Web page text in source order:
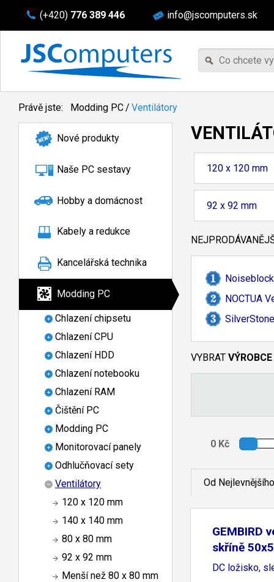
(+420) 776 389 446 info@jscomputers.sk
Právě jste: Modding PC/ Ventilátory
Nové produkty
Naše PC sestavy
Hobby a domácnost
Kabely a redukce
Kancelářská technika
Modding PC
Chlazení chipsetu
Chlazení CPU
Chlazení HDD
Chlazení notebooku
Chlazení RAM
Čištění PC
Modding PC
Monitorovací panely
Odhlučňovací sety
Ventilátory
120 x 120 mm
140 x 140 mm
80 x 80 mm
92 x 92 mm
Menší než 80 x 80 mm
120 x 120 mm
92 x 92 mm
NOCTUA
VYBRAT VÝROBCE
Od Nejlevnějšího
GEMBIRD
skříně
DC ložisko,